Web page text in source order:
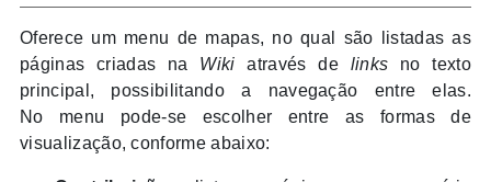
Oferece um menu de mapas, no qual são listadas as
páginas criadas na Wiki através delinks no texto
principal, possibilitando a navegação entre elas.
No menu
pode-se escolher entre as formas de
visualização, conforme abaixo: